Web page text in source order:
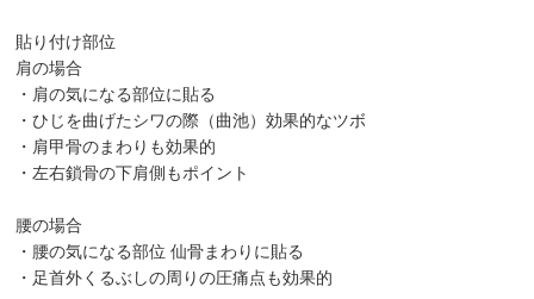
貼り付け部位
肩の場合
・肩の気になる部位に貼る
・ひじを曲げたシワの際（曲池）効果的なツボ
・肩甲骨のまわりも効果的
・左右鎖骨の下肩側もポイント
腰の場合
・腰の気になる部位 仙骨まわりに貼る
・足首外くるぶしの周りの圧痛点も効果的